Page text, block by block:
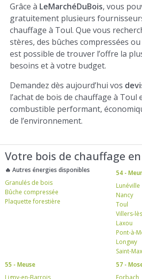
Grâce à LeMarchéDuBois, vous
gratuitement plusieurs
chauffage à Toul. Que vous
stères, des bûches compressées
est possible de trouver l’offre la
besoins et à votre budget.
Demandez dès aujourd’hui vos
l’achat de bois de chauffage à Toul
combustible performant,
de l’environnement.
Votre bois de chauffage
🔥 Autres énergies disponibles
Granulés de bois
Bûche compressée
Plaquette forestière
54 -
Lunéville
Nancy
Toul
Villers-
Laxou
Pont-à-
Longwy
Saint-Max
55 - Meuse
Ligny-en-Barrois
57 -
Forbach